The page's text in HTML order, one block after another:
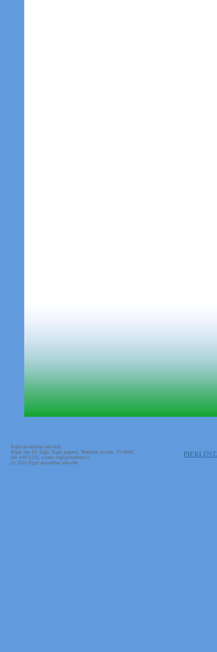
Ērgļu apvienības pārvalde,
Rīgas iela 10, Ērgļi, Ērgļu pagasts, Madonas novads, LV-4840,
tālr. 64871231, e-pasts ergli@madona.lv
(c) 2026 Ērgļu apvienības pārvalde